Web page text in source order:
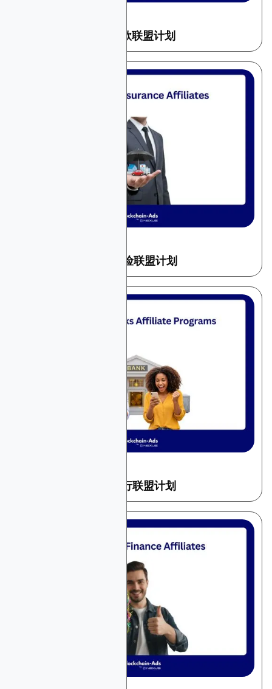
2025年十大高佣金贷款联盟计划
2026年10大高收益保险联盟计划
2026年十大高佣金银行联盟计划